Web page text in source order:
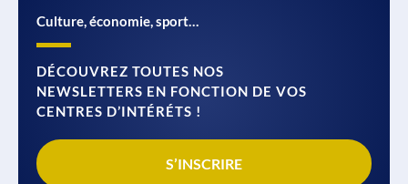
Culture, économie, sport…
DÉCOUVREZ TOUTES NOS
NEWSLETTERS EN FONCTION DE VOS
CENTRES D’INTÉRÉTS !
S’INSCRIRE